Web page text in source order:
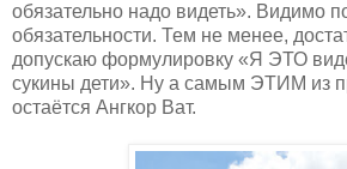
обязательно надо видеть». Видимо
обязательности. Тем не менее,
допускаю формулировку «Я ЭТО
сукины дети». Ну а самым ЭТИМ из
остаётся Ангкор Ват.